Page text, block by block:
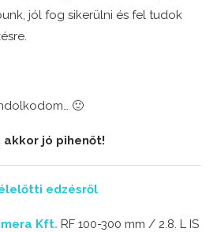
jól fog sikerülni és fel tudok
🙂
akkor jó pihenőt!
edzésről
Kft. RF 100-300 mm / 2.8. L IS